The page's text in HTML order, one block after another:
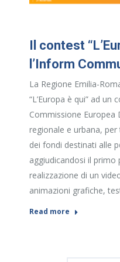
Il contest
l’Inform
La Regione Emilia-
“L’Europa è qui” ad
Commissione Europea
regionale e urbana,
dei fondi destinati alle
aggiudicandosi il
realizzazione di un
animazioni grafiche,
Read more